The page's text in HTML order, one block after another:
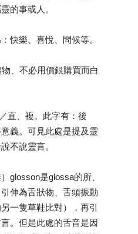
的事或人。
快樂、喜悅、問候等。
物、不必用價銀購買而白
直、複。此字有：後
義。可見此處是提及靈
不說靈言。
glosson是glossa的所、
伸為舌狀物、舌頭振動
一隻草鞋比對），再引
。但是此處的舌音是因